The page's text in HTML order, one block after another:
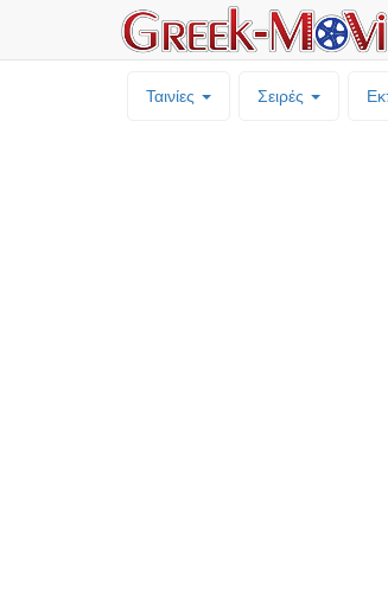
Ταινίες Σειρές